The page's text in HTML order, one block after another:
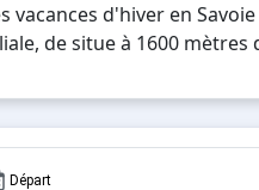
d'hiver en
de situe à 1600
lesquels vous passerez
village avec pleins de
vous pourrez vous offrir
pas investir dans
Départ